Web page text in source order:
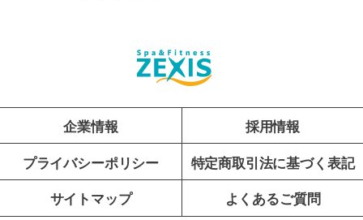
企業情報 採用情報
プライバシーポリシー 特定商取引法に基づく表記
サイトマップ よくあるご質問